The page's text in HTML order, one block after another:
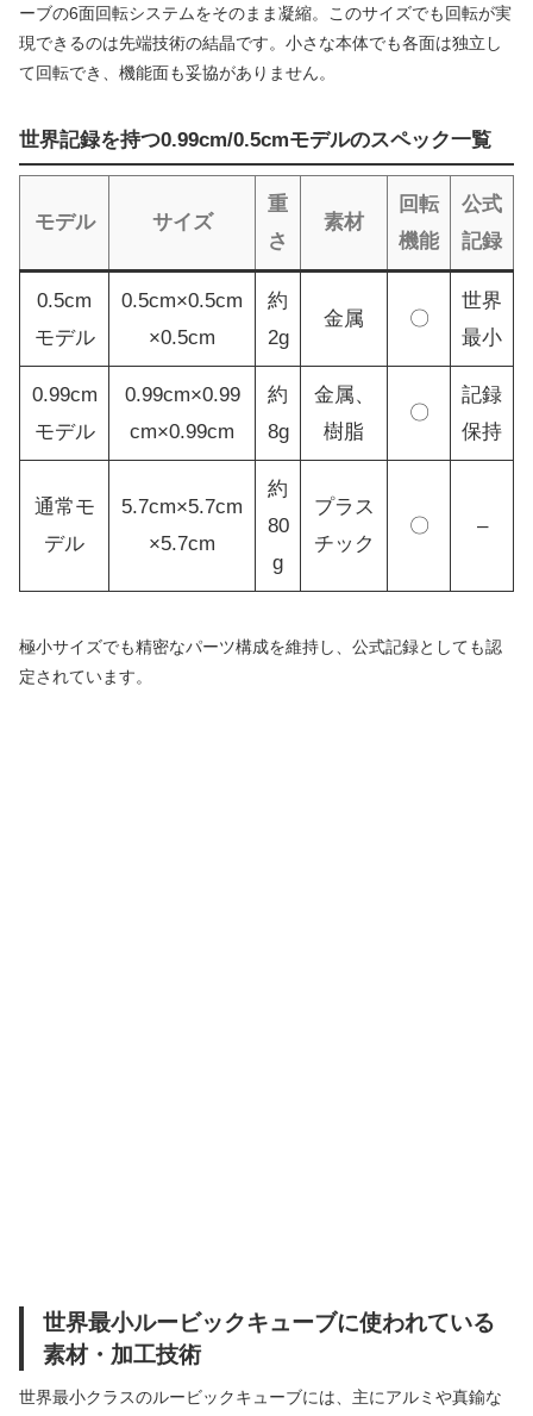
ーブの6面回転システムをそのまま凝縮。このサイズでも回転が実
現できるのは先端技術の結晶です。小さな本体でも各面は独立し
て回転でき、機能面も妥協がありません。
世界記録を持つ0.99cm/0.5cmモデルのスペック一覧
モデル サイズ
重
さ
素材
回転
機能
公式
記録
0.5cm
モデル
0.5cm×0.5cm
×0.5cm
約
2g
金属 〇
世界
最小
0.99cm
モデル
0.99cm×0.99
cm×0.99cm
約
8g
金属、
樹脂
〇
記録
保持
通常モ
デル
5.7cm×5.7cm
×5.7cm
約
80
g
プラス
チック
〇 –
極小サイズでも精密なパーツ構成を維持し、公式記録としても認
定されています。
世界最小ルービックキューブに使われている
素材・加工技術
世界最小クラスのルービックキューブには、主にアルミや真鍮な